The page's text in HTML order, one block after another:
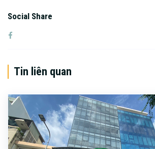
Social Share
Tin liên quan